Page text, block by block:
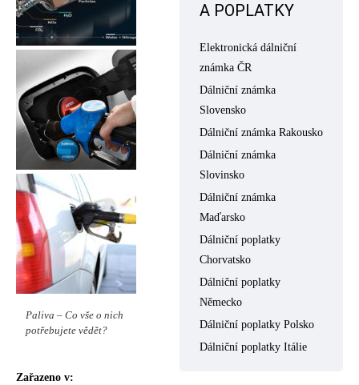
Paliva – Co vše o nich
potřebujete vědět?
Zařazeno v:
A POPLATKY
Elektronická dálniční
známka ČR
Dálniční známka
Slovensko
Dálniční známka Rakousko
Dálniční známka
Slovinsko
Dálniční známka
Maďarsko
Dálniční poplatky
Chorvatsko
Dálniční poplatky
Německo
Dálniční poplatky Polsko
Dálniční poplatky Itálie